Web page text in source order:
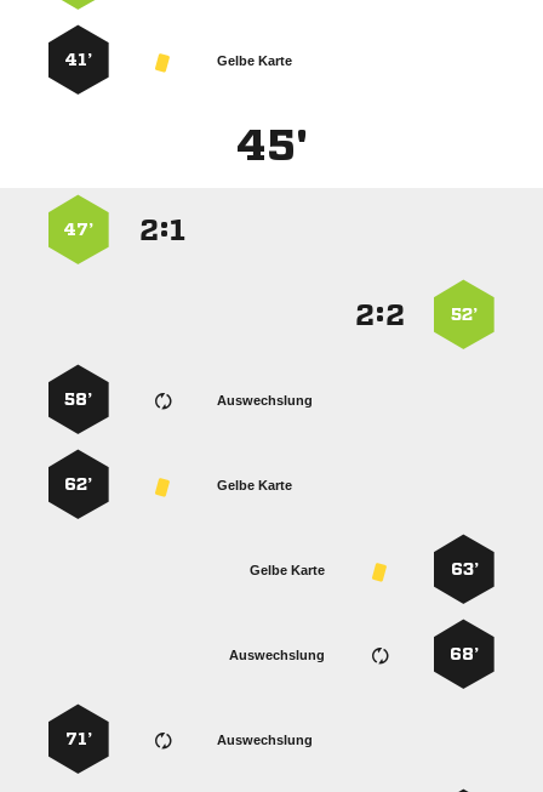
Gelbe Karte
41’
45'
:
47’
52’
:
Auswechslung
58’
Gelbe Karte
62’
63’
Gelbe Karte
68’
Auswechslung
Auswechslung
71’